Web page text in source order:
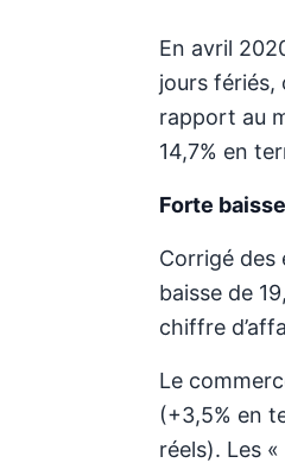
En avril
jours fériés,
rapport au
14,7% en
Forte
Corrigé des
baisse de
chiffre
Le
(+3,5% en
réels). Les